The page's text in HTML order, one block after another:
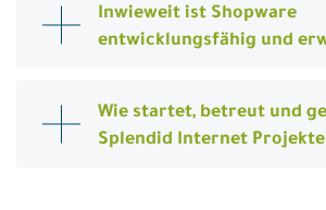
Inwieweit ist Shopware
entwicklungsfähig und
Wie startet, betreut und
Splendid Internet